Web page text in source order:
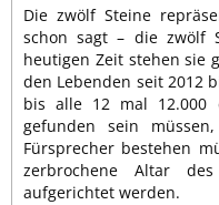
Die zwölf Steine
schon sagt – die zwölf
heutigen Zeit stehen sie
den Lebenden seit 2012
bis alle 12 mal 12.000
gefunden sein
Fürsprecher bestehen
zerbrochene Altar
aufgerichtet werden.